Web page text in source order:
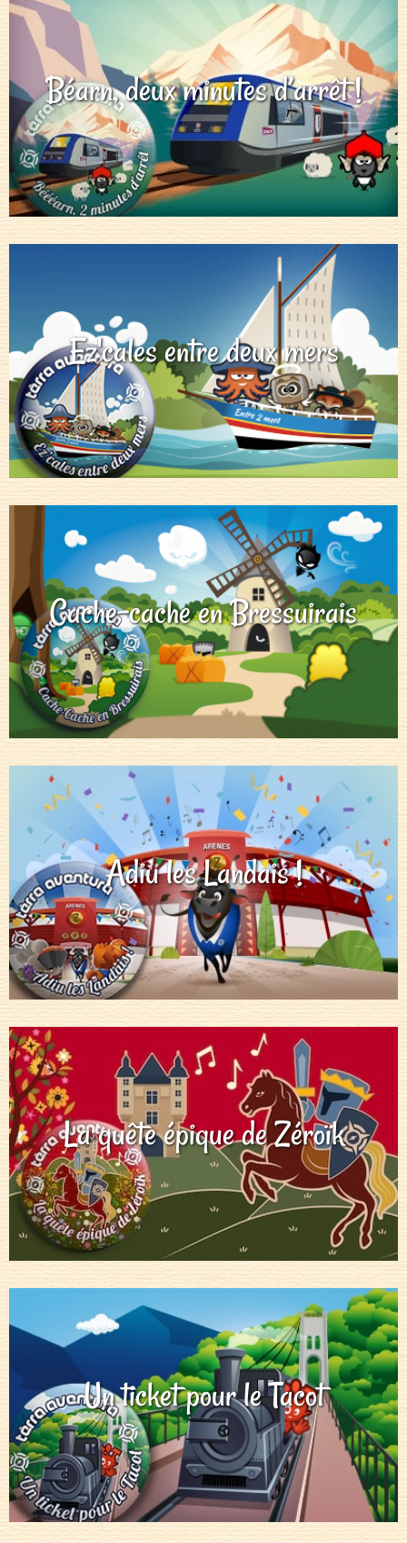
Béarn, deux minutes d’arrêt !
Ez'cales entre deux mers
Cache-cache en Bressuirais
Adiu les Landais !
La quête épique de Zéroïk
Un ticket pour le Tacot